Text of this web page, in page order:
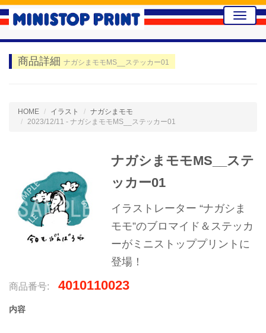
Toggle
商品詳細 ナガシまモモMS__ステッカー01
HOME イラスト
ナガシまモモ
2023/12/11 - ナガシまモモMS__ステッカー01
ナガシまモモMS__ステ
ッカー01
イラストレーター “ナガシま
モモ”のブロマイド＆ステッカ
ーがミニストッププリントに
登場！
商品番号: 4010110023
内容